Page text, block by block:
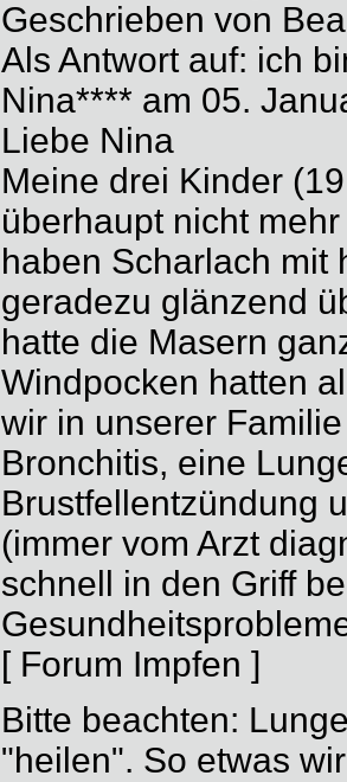
Geschrieben von
Als Antwort auf: ich
Nina**** am 05.
Liebe Nina
Meine drei Kinder
überhaupt nicht
haben Scharlach mit
geradezu glänzend
hatte die Masern
Windpocken hatten
wir in unserer
Bronchitis, eine
Brustfellentzündung
(immer vom Arzt
schnell in den Griff
[ Forum Impfen ]
Bitte beachten:
"heilen". So etwas